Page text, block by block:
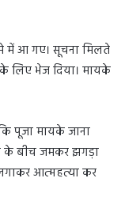
में आ गए। सूचना मिलते
लिए भेज दिया। मायके
कि पूजा मायके जाना
के बीच जमकर झगड़ा
आत्महत्या कर